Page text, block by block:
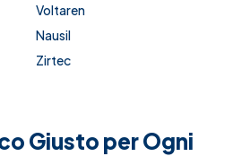
Voltaren
Nausil
Zirtec
Giusto per Ogni